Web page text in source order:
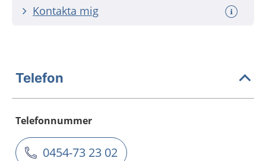
Kontakta mig
Telefon
Telefonnummer
0454-73 23 02